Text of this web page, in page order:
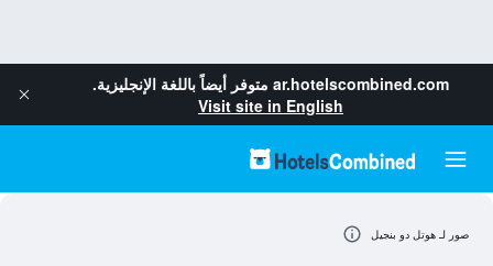
ar.hotelscombined.com متوفر أيضاً باللغة الإنجليزية.
Visit site in English
صور لـ هوتل دو بنجيل